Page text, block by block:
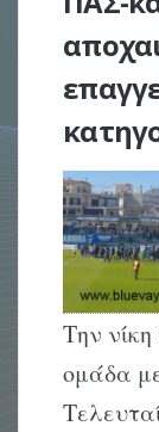
Την
ομάδα